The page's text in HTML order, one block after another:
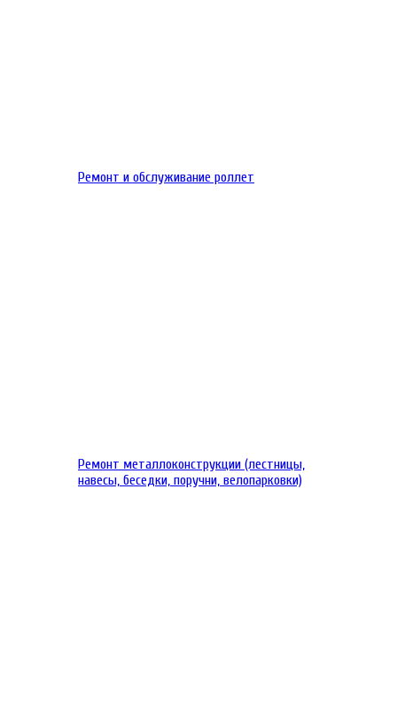
Ремонт и обслуживание роллет
Ремонт металлоконструкции (лестницы,
навесы, беседки, поручни, велопарковки)